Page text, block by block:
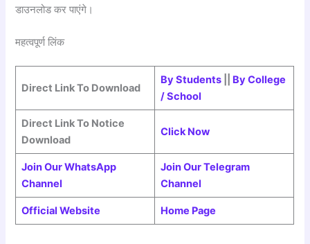
डाउनलोड कर पाएंगे।
महत्वपूर्ण लिंक
Direct Link To Download
By Students|| By College
/ School
Direct Link To Notice
Download
Click Now
Join Our WhatsApp
Channel
Join Our Telegram
Channel
Official Website Home Page